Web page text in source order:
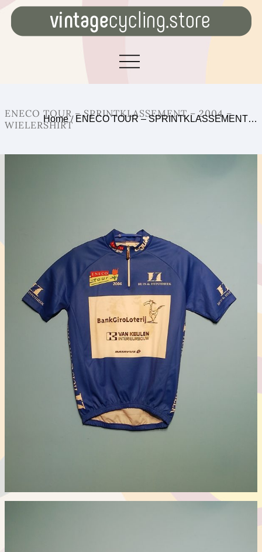
ENECO TOUR – SPRINTKLASSEMENT – 2004 –
WIELERSHIRT
Home/ ENECO TOUR – SPRINTKLASSEMENT…